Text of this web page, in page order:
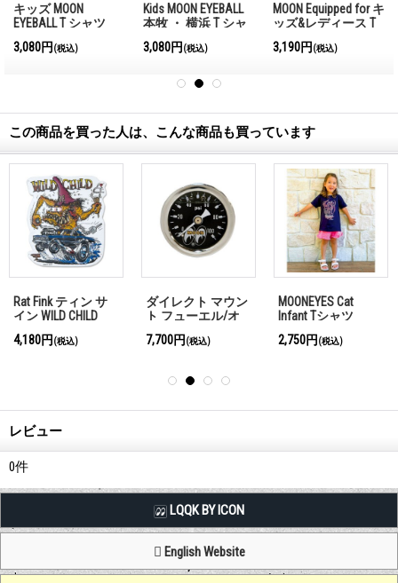
キッズ MOON
EYEBALL T シャツ
3,080円(税込)
Kids MOON EYEBALL
本牧 ・ 横浜 T シャ
3,080円(税込)
MOON Equipped for キ
ッズ&レディース T
3,190円(税込)
この商品を買った人は、こんな商品も買っています
Rat Fink ティン サ
イン WILD CHILD
4,180円(税込)
ダイレクト マウン
ト フューエル/オ
ゲージ(0-100psi)
7,700円(税込)
MOONEYES Cat
Infant Tシャツ
2,750円(税込)
レビュー
0件
LQQK BY ICON
English Website